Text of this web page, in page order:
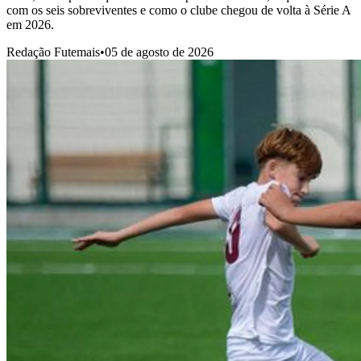
com os seis sobreviventes e como o clube chegou de volta à Série A
em 2026.
Redação Futemais•05 de agosto de 2026